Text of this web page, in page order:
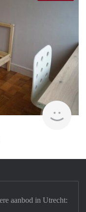
aanbod in Utrecht: